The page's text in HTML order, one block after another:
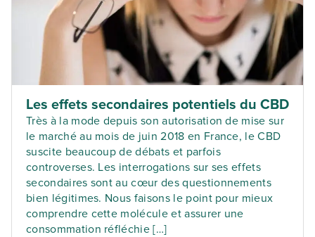
Les effets secondaires potentiels du CBD
Très à la mode depuis son autorisation de mise sur
le marché au mois de juin 2018 en France, le CBD
suscite beaucoup de débats et parfois
controverses. Les interrogations sur ses effets
secondaires sont au cœur des questionnements
bien légitimes. Nous faisons le point pour mieux
comprendre cette molécule et assurer une
consommation réfléchie […]